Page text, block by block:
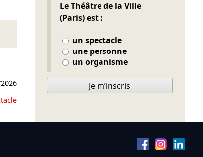
Le Théâtre de la Ville
(Paris) est :
un spectacle
une personne
un organisme
Je m’inscris